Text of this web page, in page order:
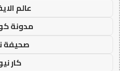
عالم
مدونة
صحيفة
كار